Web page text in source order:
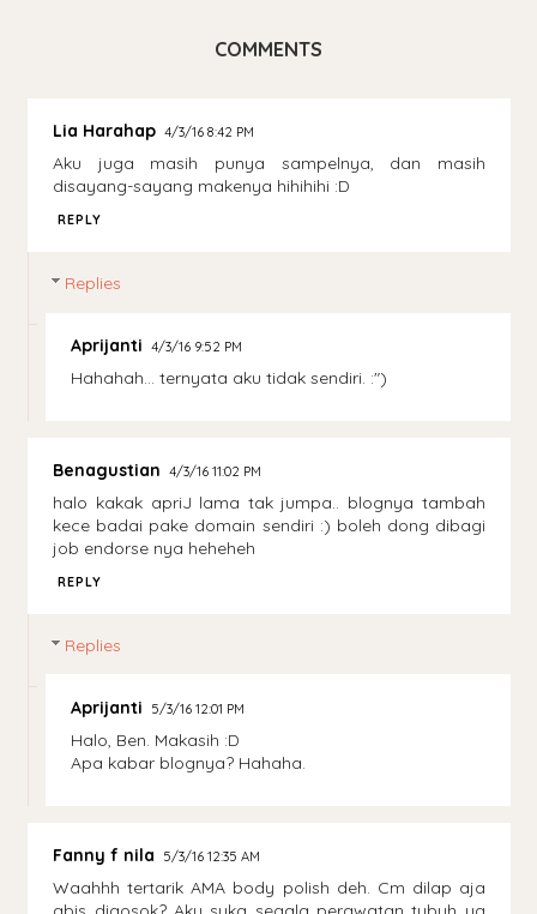
COMMENTS
Lia Harahap 4/3/16 8:42 PM
Aku juga masih punya sampelnya, dan masih
disayang-sayang makenya hihihihi :D
REPLY
Replies
Aprijanti 4/3/16 9:52 PM
Hahahah... ternyata aku tidak sendiri. :")
Benagustian 4/3/16 11:02 PM
halo kakak apriJ lama tak jumpa.. blognya tambah
kece badai pake domain sendiri :) boleh dong dibagi
job endorse nya heheheh
REPLY
Replies
Aprijanti 5/3/16 12:01 PM
Halo, Ben. Makasih :D
Apa kabar blognya? Hahaha.
Fanny f nila 5/3/16 12:35 AM
Waahhh tertarik AMA body polish deh. Cm dilap aja